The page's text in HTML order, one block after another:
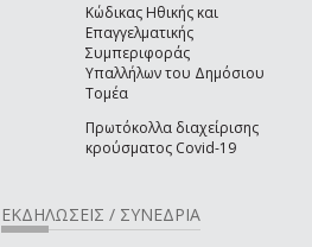
Κώδικας Ηθικής και
Επαγγελματικής
Συμπεριφοράς
Υπαλλήλων του Δημόσιου
Τομέα
Πρωτόκολλα διαχείρισης
κρούσματος Covid-19
ΕΚΔΗΛΩΣΕΙΣ / ΣΥΝΕΔΡΙΑ